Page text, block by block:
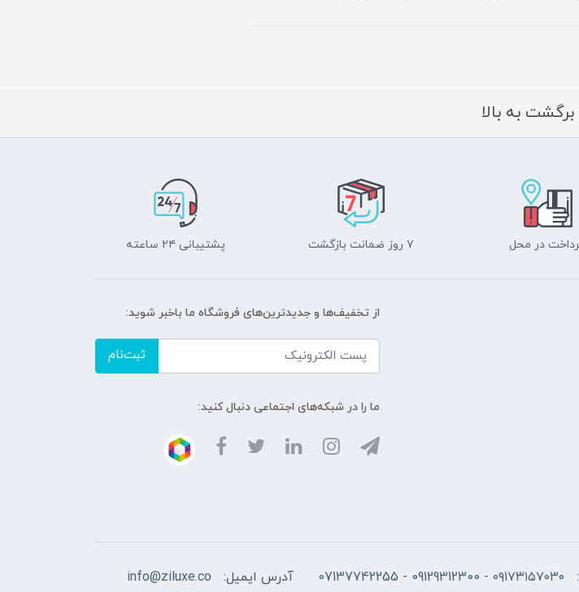
برگشت به بالا
در محل ۷ روز ضمانت بازگشت پشتیبانی ۲۴ ساعته
از تخفیف‌ها و جدیدترین‌های فروشگاه ما باخبر شوید:
ثبت‌نام
ما را در شبکه‌های اجتماعی دنبال کنید:
۰۹۱۷۳۱۵۷۰۳۰ - 09129312300 - 07137742255 آدرس ایمیل: info@ziluxe.co